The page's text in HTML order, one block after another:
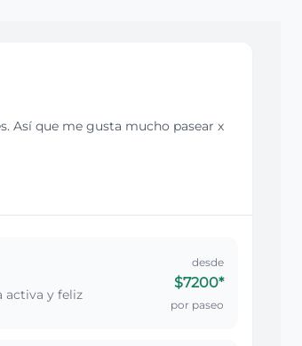
Así que me gusta mucho pasear x
activa y feliz
desde
$7200*
por paseo